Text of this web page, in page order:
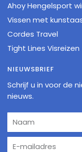
Ahoy Hengelsport
Vissen met
Cordes Travel
Tight Lines Visreizen
NIEUWSBRIEF
Schrijf u in voor de
nieuws.